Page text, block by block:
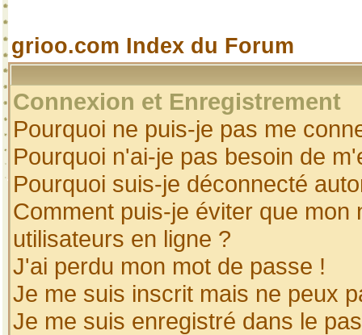
grioo.com Index du Forum
Connexion et Enregistrement
Pourquoi ne puis-je pas me
Pourquoi n'ai-je pas besoin de
Pourquoi suis-je déconnecté
Comment puis-je éviter que
utilisateurs en ligne ?
J'ai perdu mon mot de passe !
Je me suis inscrit mais ne peux
Je me suis enregistré dans le